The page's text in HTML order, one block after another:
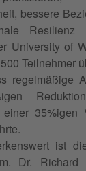
bessere
Resilienz
University of
Teilnehmer
regelmäßige
35%igen
ist
Dr. Richard